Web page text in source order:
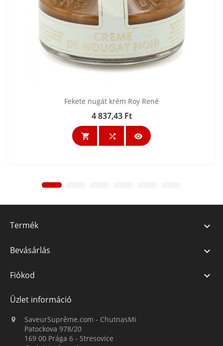
Fekete nugát krém Roy René
Ár
4 837,43 Ft
  
Termék 
Bevásárlás 
Fiókod 
Üzlet információ

SaveurSuprême.com - ChutnasMi
Patockova 978/20
169 00 Prága 6 - Stresovice